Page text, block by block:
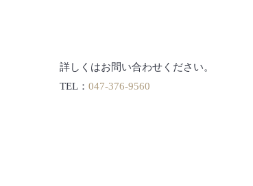
詳しくはお問い合わせください。
TEL： 047-376-9560